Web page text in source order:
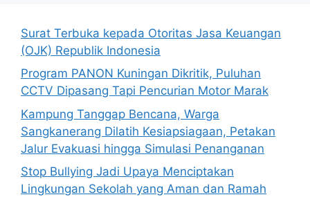
Surat Terbuka kepada Otoritas Jasa Keuangan
(OJK) Republik Indonesia
Program PANON Kuningan Dikritik, Puluhan
CCTV Dipasang Tapi Pencurian Motor Marak
Kampung Tanggap Bencana, Warga
Sangkanerang Dilatih Kesiapsiagaan, Petakan
Jalur Evakuasi hingga Simulasi Penanganan
Stop Bullying Jadi Upaya Menciptakan
Lingkungan Sekolah yang Aman dan Ramah